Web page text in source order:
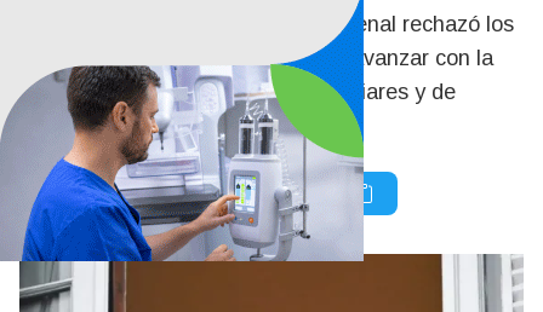
La Cámara Federal de Casación Penal rechazó los
recursos extraordinarios y ordenó avanzar con la
ejecución de 111 propiedades familiares y de
Lázaro Báez.